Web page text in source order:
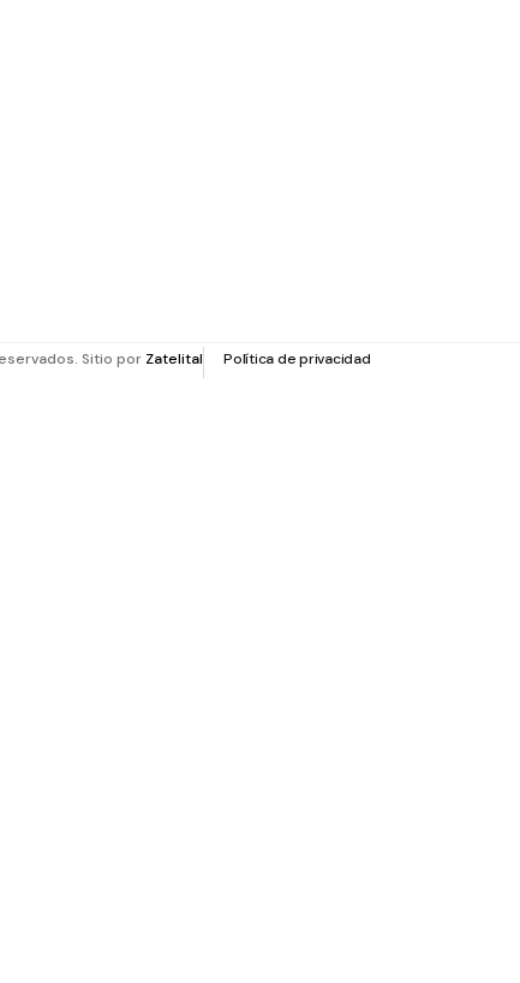
Sitio por Zatelital Política de privacidad